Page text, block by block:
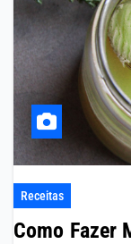
Receitas
Como Fazer